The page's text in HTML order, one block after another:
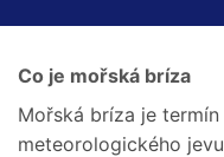
Co je mořská bríza
Mořská bríza je
meteorologického